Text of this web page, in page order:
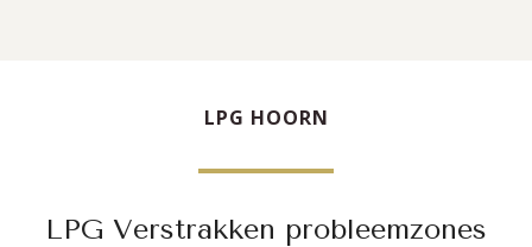
LPG HOORN
LPG Verstrakken probleemzones